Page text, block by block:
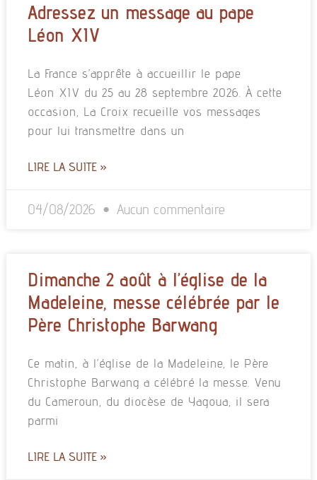
Adressez un message au pape
Léon XIV
La France s’apprête à accueillir le pape
Léon XIV du 25 au 28 septembre 2026. À cette
occasion, La Croix recueille vos messages
pour lui transmettre dans un
LIRE LA SUITE »
04/08/2026 Aucun commentaire
Dimanche 2 août à l’église de la
Madeleine, messe célébrée par le
Père Christophe Barwang
Ce matin, à l’église de la Madeleine, le Père
Christophe Barwang a célébré la messe. Venu
du Cameroun, du diocèse de Yagoua, il sera
parmi
LIRE LA SUITE »